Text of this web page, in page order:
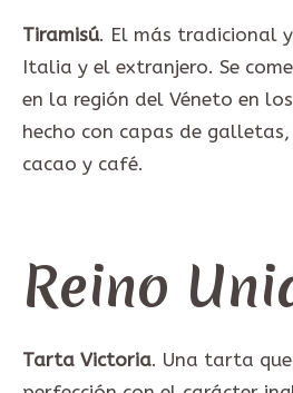
Tiramisú. El más tradicional
Italia y el extranjero. Se
en la región del Véneto en
hecho con capas de
cacao y café.
Reino
Tarta Victoria. Una tarta